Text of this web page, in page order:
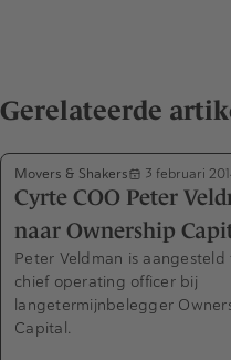
Gerelateerde
Movers & Shakers 3 februari
Cyrte COO Peter
naar Ownership
Peter Veldman is
chief operating officer bij
langetermijnbelegger
Capital.